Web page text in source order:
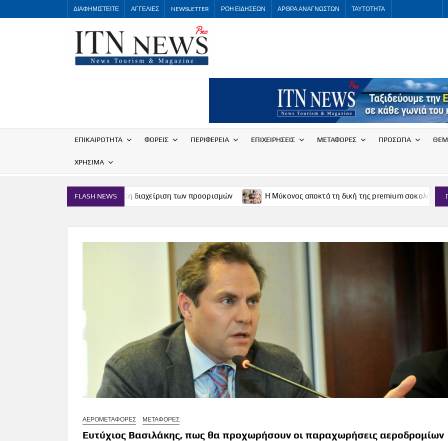
to
ΔΙΑΦΗΜΙΣΤΕΙΤΕ ΑΓΓΕΛΙΕΣ NEWSLETTER ΡΟΗ ΕΙΔΗΣΕΩΝ ΑΡΘΡΑ ΑΝΑΓΝΩΣΤΩΝ ΤΑΥΤΟΤΗΤΑ
News
ΕΠΙΚΑΙΡΟΤΗΤΑ ΦΟΡΕΙΣ ΠΕΡΙΦΕΡΕΙΑ ΕΠΙΧΕΙΡΗΣΕΙΣ ΜΕΤΑΦΟΡΕΣ ΠΡΟΣΩΠΑ
ΧΡΗΣΙΜΑ
FLASH NEWS
Νέα εποχή στη διαχείριση των προορισμών Η Μύκονος αποκτά τη δική της premium σοκολάτα Η
ΑΕΡΟΜΕΤΑΦΟΡΕΣ ΜΕΤΑΦΟΡΕΣ
Ευτύχιος Βασιλάκης, πως θα προχωρήσουν οι παραχωρήσεις αεροδρομίων